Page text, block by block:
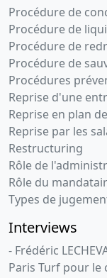
Procédure de
Procédure de
Procédure de
Procédure de
Procédures
Reprise d'une
Reprise en plan
Reprise par les
Restructuring
Rôle de
Rôle du
Types de
Interviews
- Frédéric
Paris Turf pour le